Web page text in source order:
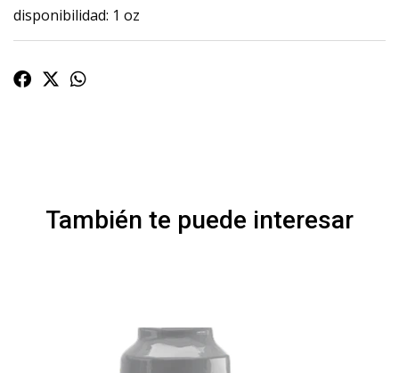
disponibilidad: 1 oz
También te puede interesar